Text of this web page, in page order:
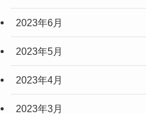
2023年6月
2023年5月
2023年4月
2023年3月